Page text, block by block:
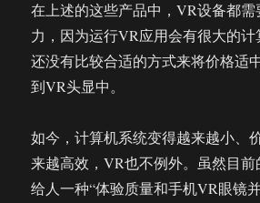
在上述的这些产品中，VR设备都
力，因为运行VR应用会有很大的
还没有比较合适的方式来将价格适
到VR头显中。
如今，计算机系统变得越来越小、
来越高效，VR也不例外。虽然目
给人一种“体验质量和手机VR眼镜